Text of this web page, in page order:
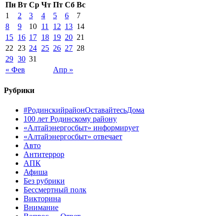
Пн Вт Ср Чт Пт Сб Вс
« Фев Апр »
1 2 3 4 5 6
7
8
9 10 11 12 13 14
15 16 17 18 19 20 21
22
23 24 25 26 27 28
29 30 31
Рубрики
#РодинскийрайонОставайтесьДома
100 лет Родинскому району
«Алтайэнергосбыт» информирует
«Алтайэнергосбыт» отвечает
Авто
Антитеррор
АПК
Афиша
Без рубрики
Бессмертный полк
Викторина
Внимание